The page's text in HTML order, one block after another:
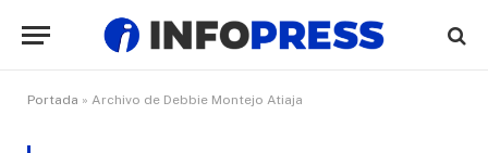
Portada » Archivo de Debbie Montejo Atiaja